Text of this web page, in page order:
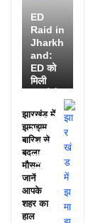
ED
Raid in
Jharkh
and:
ED को
मिली
25
अफसरों
के नाम,
हर महीने
पहुंचते थे
लाखों!
झारखंड में
झमाझम
बारिश से
बदला
मौसम,
जानें
आपके
शहर का
हाल